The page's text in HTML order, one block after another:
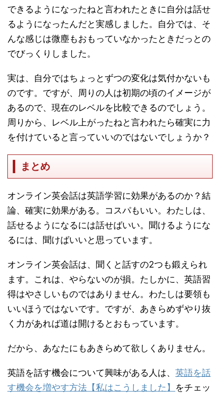
できるようになったねと言われたときに自分は話せ
るようになったんだと実感しました。自分では、そ
んな感じは微塵もおもっていなかったときだっとの
でびっくりしました。
実は、自分ではちょっとずつの変化は気付かないも
のです。ですが、周りの人は初期の頃のイメージが
あるので、現在のレベルを比較できるのでしょう。
周りから、レベル上がったねと言われたら確実に力
を付けていると言っていいのではないでしょうか？
まとめ
オンライン英会話は英語学習に効果があるのか？結
論、確実に効果がある。コスパもいい。わたしは、
話せるようになるには話せばいい。聞けるようにな
るには、聞けばいいと思っています。
オンライン英会話は、聞くと話すの2つも鍛えられ
ます。これは、やらないのが損。たしかに、英語習
得はやさしいものではありません。わたしは要領も
いいほうではないです。ですが、あきらめずやり抜
く力があれば道は開けるとおもっています。
だから、あなたにもあきらめて欲しくありません。
英語を話す機会について興味がある人は、 英語を話
す機会を増やす方法【私はこうしました】 をチェッ